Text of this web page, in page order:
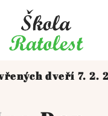
dveří 7. 2.